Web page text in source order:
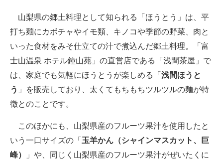
山梨県の郷土料理として知られる「ほうとう」は、平
打ち麺にカボチャやイモ類、キノコや季節の野菜、肉と
いった食材をみそ仕立ての汁で煮込んだ郷土料理。「富
士山温泉 ホテル鐘山苑」の直営店である「浅間茶屋」で
は、家庭でも気軽にほうとうが楽しめる「 浅間ほうと
う 」を販売しており、太くてもちもちツルツルの麺が特
徴とのことです。
このほかにも、山梨県産のフルーツ果汁を使用したと
いう一口サイズの「 玉羊かん（シャインマスカット、巨
峰）
」や、同じく山梨県産のフルーツ果汁がぜいたくに